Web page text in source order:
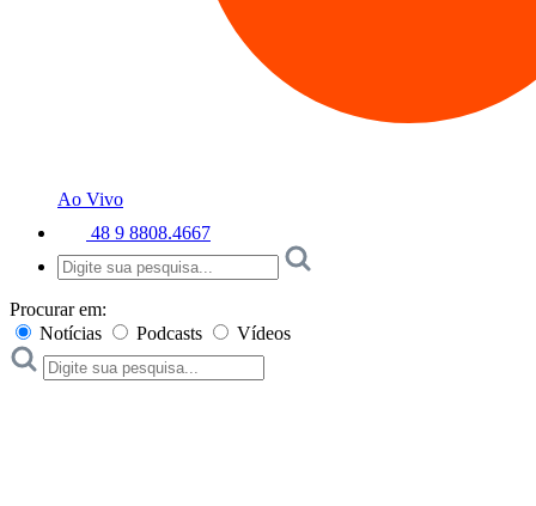
Ao Vivo
48 9 8808.4667
Procurar em:
Notícias
Podcasts Vídeos